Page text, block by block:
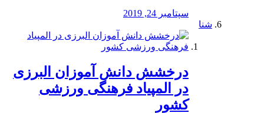
سپتامبر 24, 2019
شنا
درخشش دانش آموزان البرزی
در المپیاد فرهنگی ورزشی
کشور